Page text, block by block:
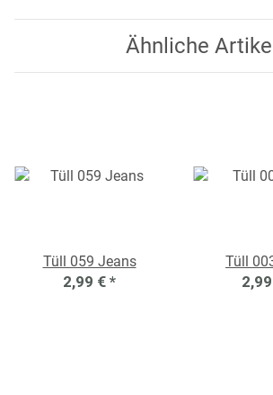
Ähnliche
Tüll 059 Jeans
2,99 € *
Tüll